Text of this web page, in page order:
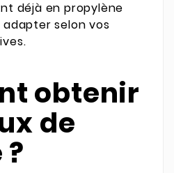
déjà en propylène
selon vos
obtenir
de